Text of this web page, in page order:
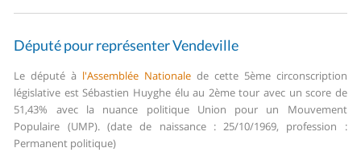
Député pour représenter Vendeville
Le député à l'Assemblée Nationale de cette 5ème circonscription
législative est Sébastien Huyghe élu au 2ème tour avec un score de
51,43% avec la nuance politique Union pour un Mouvement
Populaire (UMP). (date de naissance : 25/10/1969, profession :
Permanent politique)